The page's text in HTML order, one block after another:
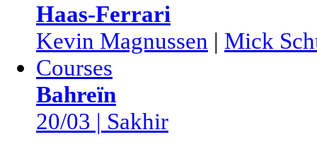
Haas-Ferrari
Kevin Magnussen | Mick
Courses
Bahreïn
20/03 | Sakhir